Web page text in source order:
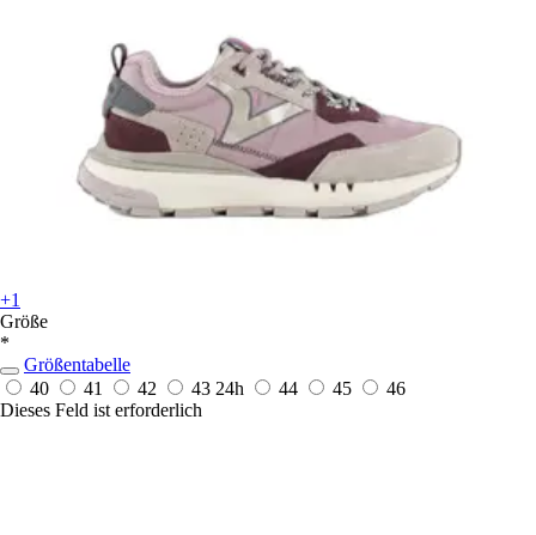
+1
Größe
*
Größentabelle
40
41 42 43 24h 44 45
46
Dieses Feld ist erforderlich